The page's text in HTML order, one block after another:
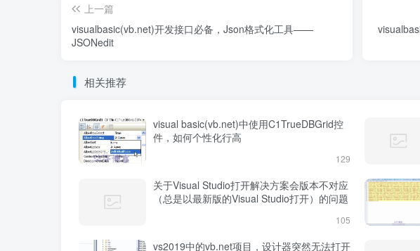
上一篇
visualbasic(vb.net)开发接口必备，Json格式化工具——
JSONedit
相关推荐
visual basic(vb.net)中使用C1TrueDBGrid控
件，如何个性化行高
129
关于Visual Studio打开解决方案会版本不对应
（总是以最新版的Visual Studio打开）的问题
105
vs2019中的vb.net项目，设计器突然无法打开